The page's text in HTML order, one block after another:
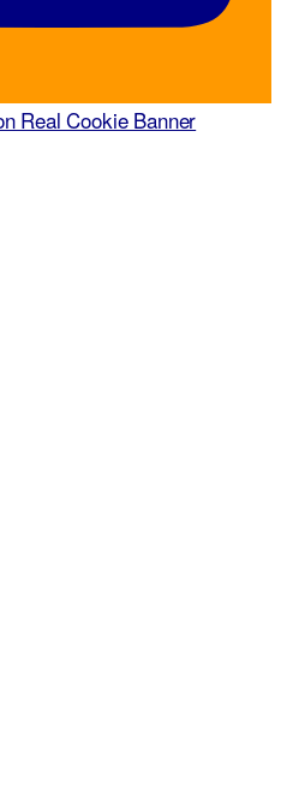
Real Cookie Banner